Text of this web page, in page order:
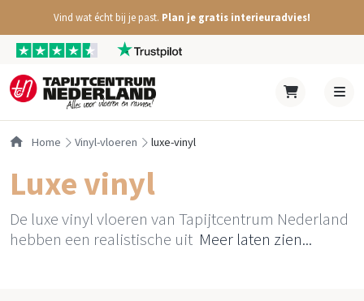
Vind wat écht bij je past. Plan je gratis interieuradvies!
Home vinyl-vloeren luxe-vinyl
Luxe vinyl
De luxe vinyl vloeren van Tapijtcentrum Nederland
hebben een realistische uit Meer laten zien...